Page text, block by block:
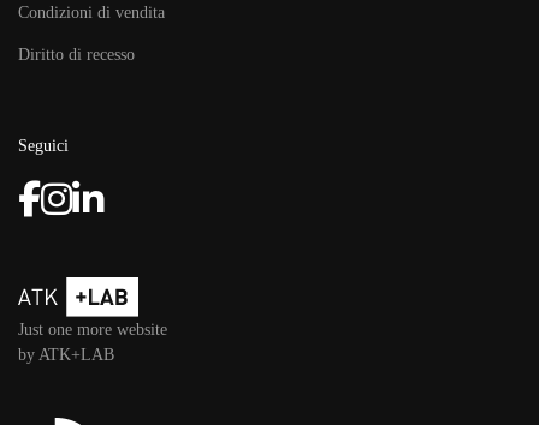
Condizioni di vendita
Diritto di recesso
Seguici
Just one more website
by ATK+LAB